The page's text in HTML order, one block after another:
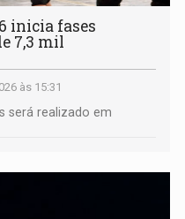
inicia fases
7,3 mil
às 15:31
será realizado em